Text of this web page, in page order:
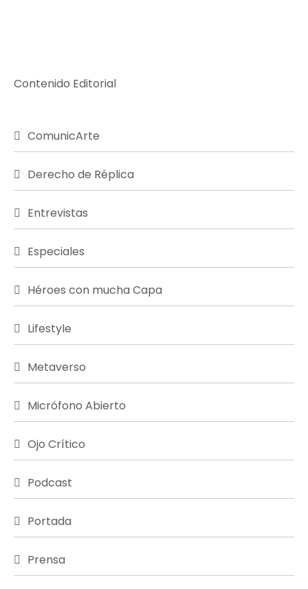
Contenido Editorial
ComunicArte
Derecho de Réplica
Entrevistas
Especiales
Héroes con mucha Capa
Lifestyle
Metaverso
Micrófono Abierto
Ojo Crítico
Podcast
Portada
Prensa